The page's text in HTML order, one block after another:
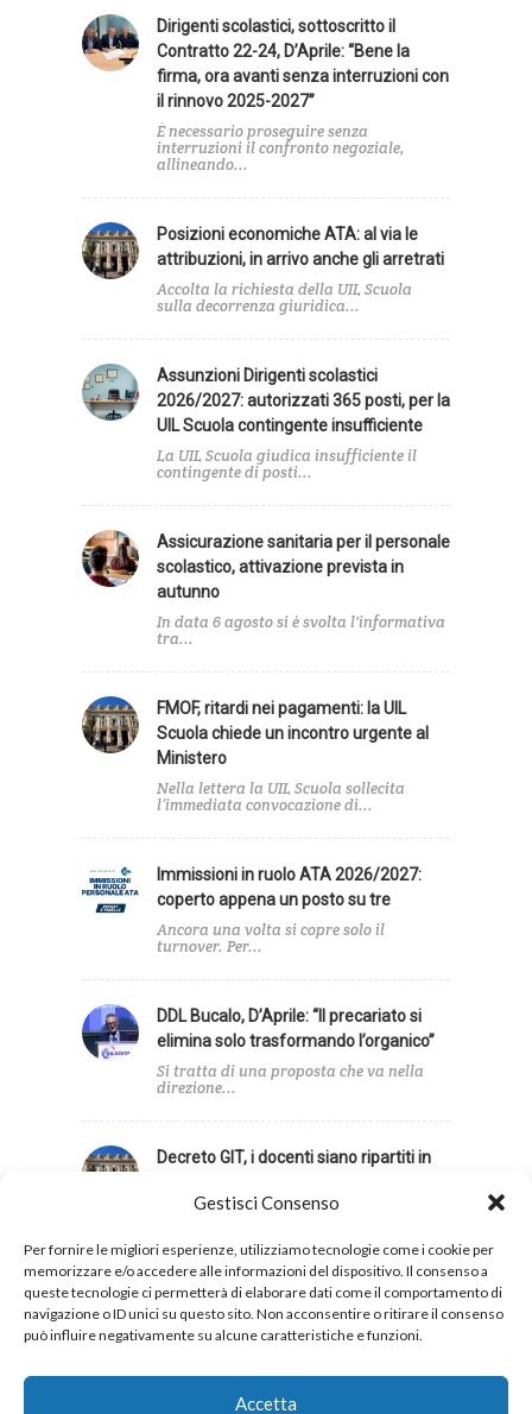
Gestisci Consenso
Per fornire le migliori esperienze, utilizziamo tecnologie come i cookie per
memorizzare e/o accedere alle informazioni del dispositivo. Il consenso a
queste tecnologie ci permetterà di elaborare dati come il comportamento di
navigazione o ID unici su questo sito. Non acconsentire o ritirare il consenso
può influire negativamente su alcune caratteristiche e funzioni.
Accetta
Dirigenti scolastici, sottoscritto il
Contratto 22-24, D’Aprile: “Bene la
firma, ora avanti senza interruzioni con
il rinnovo 2025-2027”
È necessario proseguire senza
interruzioni il confronto negoziale,
allineando...
Posizioni economiche ATA: al via le
attribuzioni, in arrivo anche gli arretrati
Accolta la richiesta della UIL Scuola
sulla decorrenza giuridica...
Assunzioni Dirigenti scolastici
2026/2027: autorizzati 365 posti, per la
UIL Scuola contingente insufficiente
La UIL Scuola giudica insufficiente il
contingente di posti...
Assicurazione sanitaria per il personale
scolastico, attivazione prevista in
autunno
In data 6 agosto si è svolta l'informativa
tra...
FMOF, ritardi nei pagamenti: la UIL
Scuola chiede un incontro urgente al
Ministero
Nella lettera la UIL Scuola sollecita
l’immediata convocazione di...
Immissioni in ruolo ATA 2026/2027:
coperto appena un posto su tre
Ancora una volta si copre solo il
turnover. Per...
DDL Bucalo, D’Aprile: “Il precariato si
elimina solo trasformando l’organico”
Si tratta di una proposta che va nella
direzione...
Decreto GIT, i docenti siano ripartiti in
Infine, la UIL Scuola ha sollecitato una
Cookies